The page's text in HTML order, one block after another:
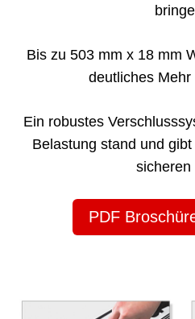
Bis zu 503 mm x 18 mm
deutliches Mehr
Ein robustes
Belastung stand und
sicheren
PDF